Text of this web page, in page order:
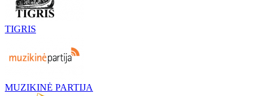
TIGRIS
MUZIKINĖ PARTIJA